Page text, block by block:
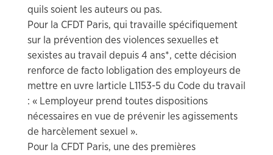
quils soient les auteurs ou pas.
Pour la CFDT Paris, qui travaille spécifiquement
sur la prévention des violences sexuelles et
sexistes au travail depuis 4 ans*, cette décision
renforce de facto lobligation des employeurs de
mettre en uvre larticle L1153-5 du Code du travail
: « Lemployeur prend toutes dispositions
nécessaires en vue de prévenir les agissements
de harcèlement sexuel ».
Pour la CFDT Paris, une des premières